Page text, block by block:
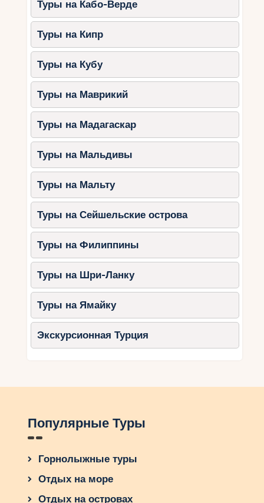
спортсменов. Советы по выбору горнолыжного
тура в Болгарию помогут вам сделать
правильный выбор и насладиться
незабываемыми впечатлениями от отдыха.
Но не забывайте, что каждый человек имеет
Поэтому важно провести время на изучение
информации и принять решение, которое будет
наиболее подходящим для вас. Отправляйтесь
в путешествие, откройте для себя прекрасный
мир зимнего спорта в Болгарии и насладитесь
каждым моментом!
Туры на Кабо-Верде
Туры на Кипр
Туры на Кубу
Туры на Маврикий
Туры на Мадагаскар
Туры на Мальдивы
Туры на Мальту
Туры на Сейшельские острова
Туры на Филиппины
Туры на Шри-Ланку
Туры на Ямайку
Экскурсионная Турция
Популярные Туры
Горнолыжные туры
Отдых на море
Отдых на островах